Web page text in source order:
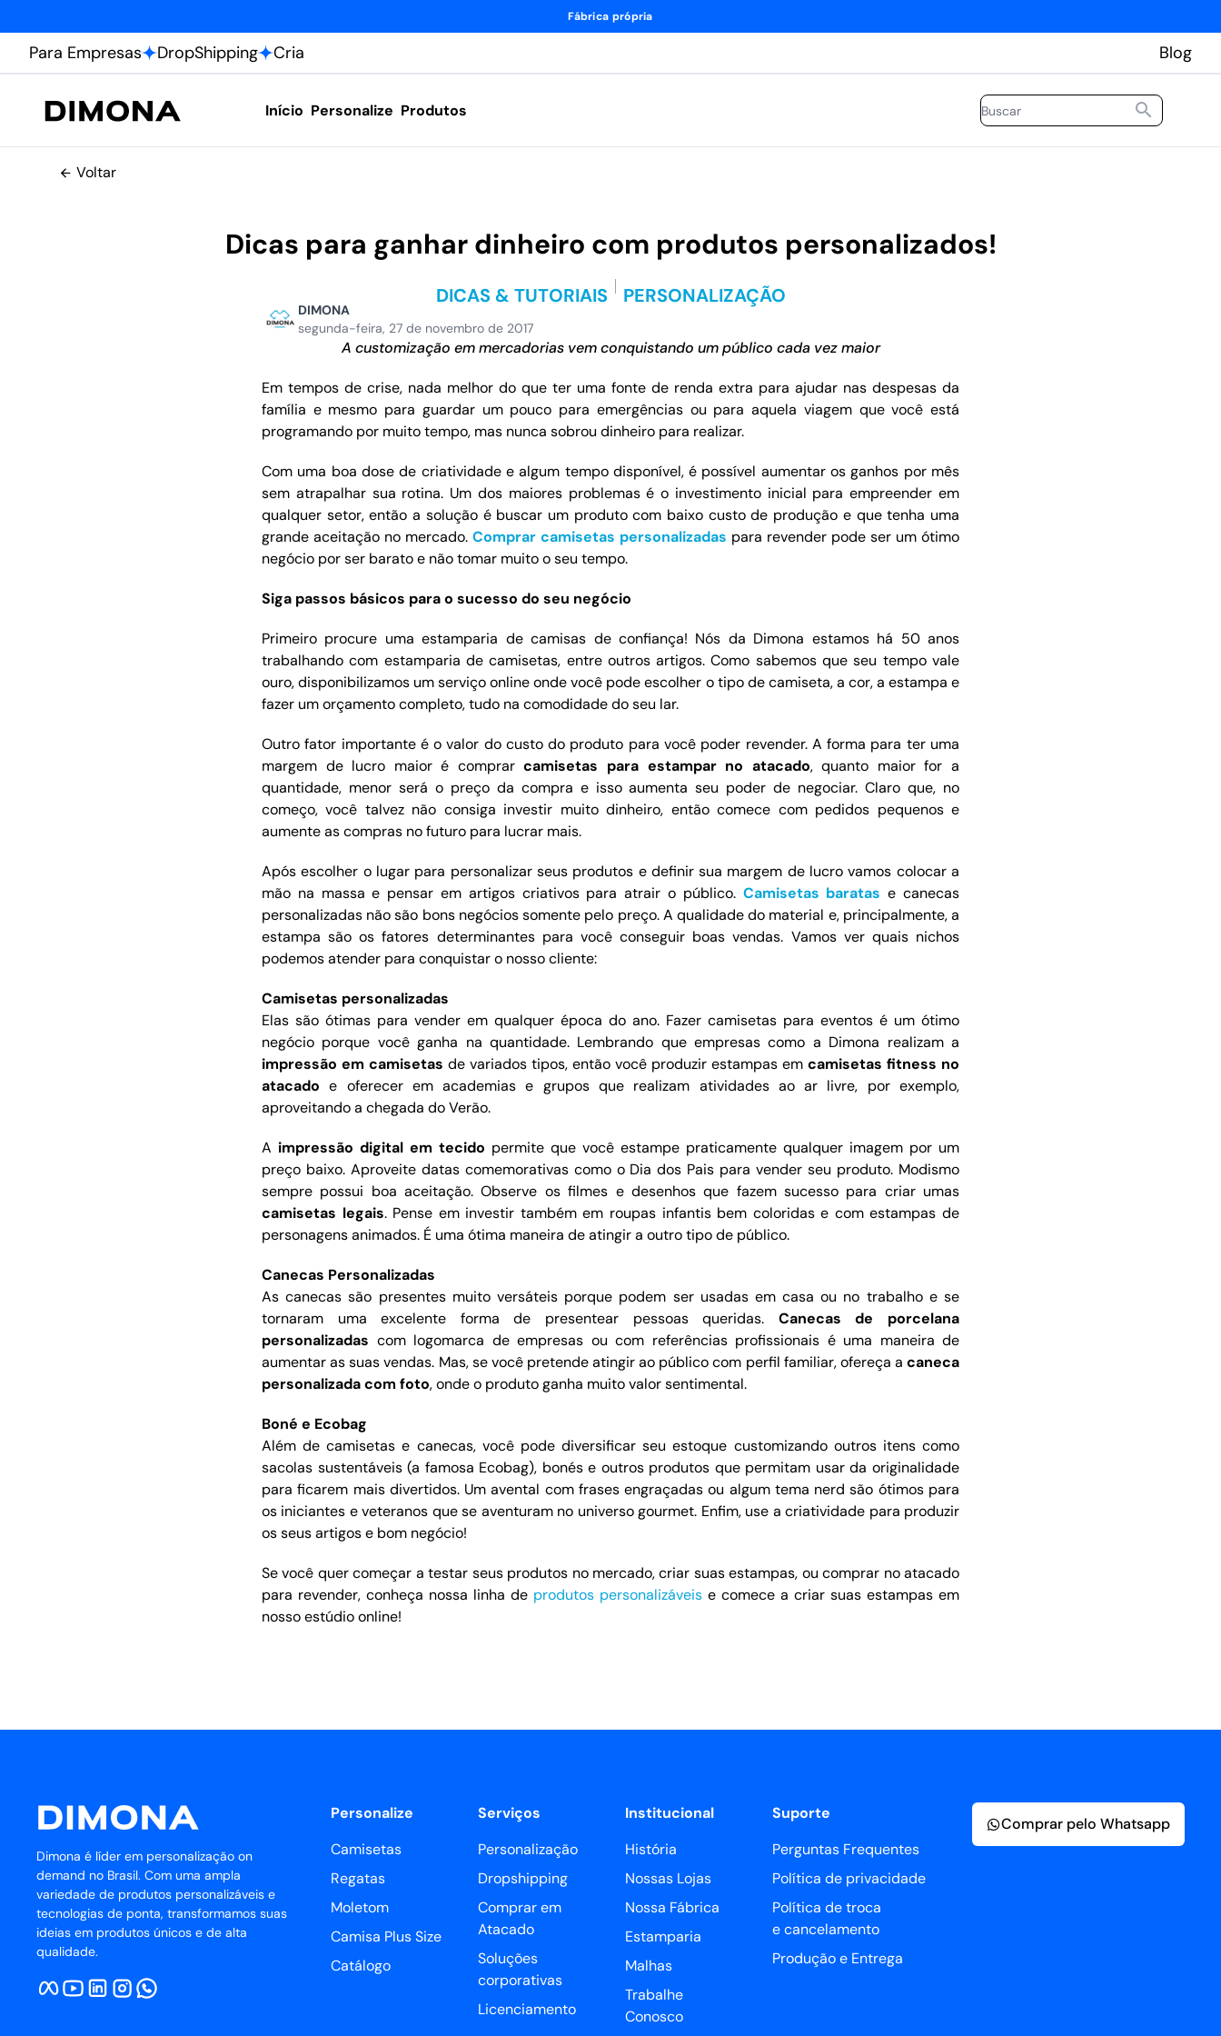
Fábrica própria
Para Empresas DropShipping Cria Blog
Início Personalize Produtos
Voltar
Dicas para ganhar dinheiro com produtos personalizados!
DICAS & TUTORIAIS PERSONALIZAÇÃO
DIMONA
segunda-feira, 27 de novembro de 2017
A customização em mercadorias vem conquistando um público cada vez maior
Em tempos de crise, nada melhor do que ter uma fonte de renda extra para ajudar nas despesas da
família e mesmo para guardar um pouco para emergências ou para aquela viagem que você está
programando por muito tempo, mas nunca sobrou dinheiro para realizar.
Com uma boa dose de criatividade e algum tempo disponível, é possível aumentar os ganhos por mês
sem atrapalhar sua rotina. Um dos maiores problemas é o investimento inicial para empreender em
qualquer setor, então a solução é buscar um produto com baixo custo de produção e que tenha uma
grande aceitação no mercado. Comprar camisetas personalizadas para revender pode ser um ótimo
negócio por ser barato e não tomar muito o seu tempo.
Siga passos básicos para o sucesso do seu negócio
Primeiro procure uma estamparia de camisas de confiança! Nós da Dimona estamos há 50 anos
trabalhando com estamparia de camisetas, entre outros artigos. Como sabemos que seu tempo vale
ouro, disponibilizamos um serviço online onde você pode escolher o tipo de camiseta, a cor, a estampa e
fazer um orçamento completo, tudo na comodidade do seu lar.
Outro fator importante é o valor do custo do produto para você poder revender. A forma para ter uma
margem de lucro maior é comprarcamisetas para estampar no atacado, quanto maior for a
quantidade, menor será o preço da compra e isso aumenta seu poder de negociar. Claro que, no
começo, você talvez não consiga investir muito dinheiro, então comece com pedidos pequenos e
aumente as compras no futuro para lucrar mais.
Após escolher o lugar para personalizar seus produtos e definir sua margem de lucro vamos colocar a
mão na massa e pensar em artigos criativos para atrair o público. Camisetas baratas e canecas
personalizadas não são bons negócios somente pelo preço. A qualidade do material e, principalmente, a
estampa são os fatores determinantes para você conseguir boas vendas. Vamos ver quais nichos
podemos atender para conquistar o nosso cliente:
Camisetas personalizadas
Elas são ótimas para vender em qualquer época do ano. Fazer camisetas para eventos é um ótimo
negócio porque você ganha na quantidade. Lembrando que empresas como a Dimona realizam a
impressão em camisetas de variados tipos, então você produzir estampas em camisetas fitness no
atacado e oferecer em academias e grupos que realizam atividades ao ar livre, por exemplo,
aproveitando a chegada do Verão.
A impressão digital em tecido permite que você estampe praticamente qualquer imagem por um
preço baixo. Aproveite datas comemorativas como o Dia dos Pais para vender seu produto. Modismo
sempre possui boa aceitação. Observe os filmes e desenhos que fazem sucesso para criar umas
camisetas legais. Pense em investir também em roupas infantis bem coloridas e com estampas de
personagens animados. É uma ótima maneira de atingir a outro tipo de público.
Canecas Personalizadas
As canecas são presentes muito versáteis porque podem ser usadas em casa ou no trabalho e se
tornaram uma excelente forma de presentear pessoas queridas. Canecas de porcelana
personalizadas com logomarca de empresas ou com referências profissionais é uma maneira de
aumentar as suas vendas. Mas, se você pretende atingir ao público com perfil familiar, ofereça a caneca
personalizada com foto, onde o produto ganha muito valor sentimental.
Boné e Ecobag
Além de camisetas e canecas, você pode diversificar seu estoque customizando outros itens como
sacolas sustentáveis (a famosa Ecobag), bonés e outros produtos que permitam usar da originalidade
para ficarem mais divertidos. Um avental com frases engraçadas ou algum tema nerd são ótimos para
os iniciantes e veteranos que se aventuram no universo gourmet. Enfim, use a criatividade para produzir
os seus artigos e bom negócio!
Se você quer começar a testar seus produtos no mercado, criar suas estampas, ou comprar no atacado
para revender, conheça nossa linha de produtos personalizáveis e comece a criar suas estampas em
nosso estúdio online!
Dimona é líder em personalização on
demand no Brasil. Com uma ampla
variedade de produtos personalizáveis e
tecnologias de ponta, transformamos suas
ideias em produtos únicos e de alta
qualidade.
Personalize
Camisetas
Regatas
Moletom
Camisa Plus Size
Catálogo
Serviços
Personalização
Dropshipping
Comprar em
Atacado
Soluções
corporativas
Licenciamento
Institucional
História
Nossas Lojas
Nossa Fábrica
Estamparia
Malhas
Trabalhe
Conosco
Suporte
Perguntas Frequentes
Política de privacidade
Política de troca
e cancelamento
Produção e Entrega
Comprar pelo Whatsapp